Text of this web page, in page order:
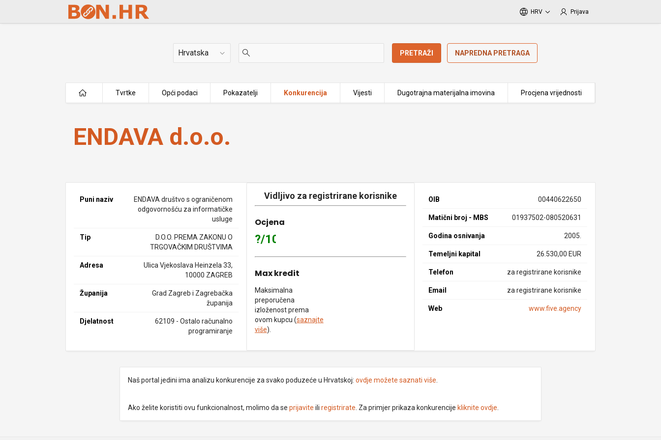
Skip to Main Content
HRV Prijava
Država PRETRAŽI NAPREDNA PRETRAGA
Tvrtke Opći podaci Pokazatelji Konkurencija Vijesti Dugotrajna materijalna imovina Procjena vrijednosti
ENDAVA d.o.o.
ENDAVA d.o.o.
Puni naziv
ENDAVA društvo s ograničenom
odgovornošću za informatičke
usluge
Tip
D.O.O. PREMA ZAKONU O
TRGOVAČKIM DRUŠTVIMA
Adresa
Ulica Vjekoslava Heinzela 33,
10000 ZAGREB
Županija
Grad Zagreb i Zagrebačka
županija
Djelatnost
62109 - Ostalo računalno
programiranje
Vidljivo za registrirane korisnike
Ocjena
?/10
Max kredit
Maksimalna
preporučena
izloženost prema
ovom kupcu (saznajte
više).
OIB 00440622650
Matični broj - MBS 01937502-080520631
Godina osnivanja 2005.
Temeljni kapital 26.530,00 EUR
Telefon za registrirane korisnike
Email za registrirane korisnike
Web www.five.agency
Naš portal jedini ima analizu konkurencije za svako poduzeće u Hrvatskoj: ovdje možete saznati više
Ako želite koristiti ovu funkcionalnost, molimo da se prijavite ili registrirate . Za primjer prikaza konkurencije kliknite ovdje